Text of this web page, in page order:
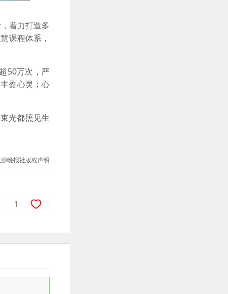
着力打造多
课程体系，
50万次，严
盈心灵；心
光都照见生
晚报社版权声明
1